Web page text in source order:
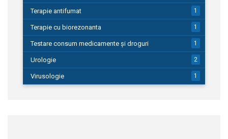
Terapie antifumat 1
Terapie cu biorezonanta 1
Testare consum medicamente și droguri 1
Urologie 2
Virusologie 1